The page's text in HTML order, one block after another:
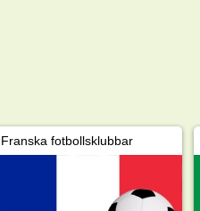
Franska fotbollsklubbar